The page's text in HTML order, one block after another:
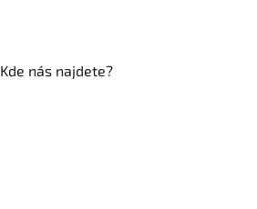
Kde nás najdete?